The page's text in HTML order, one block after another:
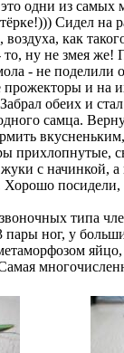
одни из
Сидел на
воздуха, как
ну не змея
- не поделили
прожекторы и на
обеих и
самца.
прихлопнутые,
с начинкой,
посидели,
типа
ног, у